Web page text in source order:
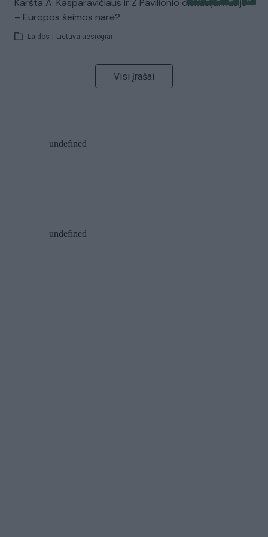
Karšta A. Kasparavičiaus ir Ž Pavilionio diskusija: Rusija
– Europos šeimos narė?
Laidos Lietuva tiesiogiai
Visi įrašai